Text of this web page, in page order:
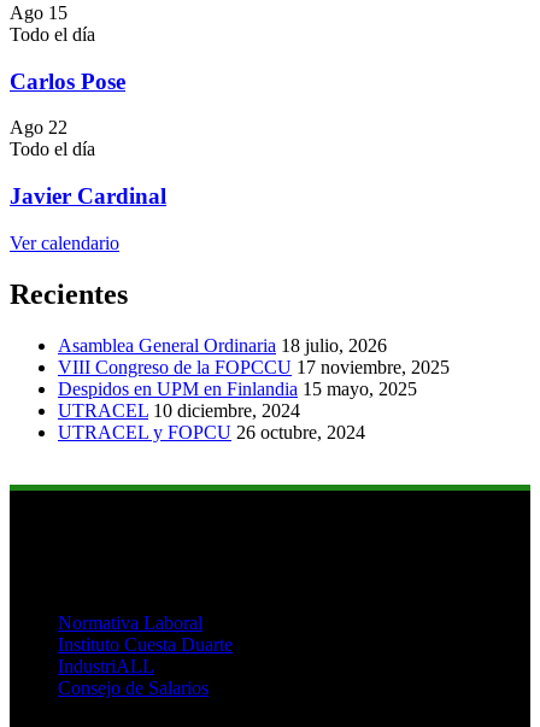
Ago 15
Todo el día
Carlos Pose
Ago 22
Todo el día
Javier Cardinal
Ver calendario
Recientes
Asamblea General Ordinaria 18 julio, 2026
VIII Congreso de la FOPCCU 17 noviembre, 2025
Despidos en UPM en Finlandia 15 mayo, 2025
UTRACEL 10 diciembre, 2024
UTRACEL y FOPCU 26 octubre, 2024
Normativa Laboral
Instituto Cuesta Duarte
IndustriALL
Consejo de Salarios